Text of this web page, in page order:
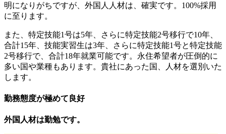
明になりがちですが、外国人人材は、確実です。100%採用
に至ります。
また、特定技能1号は5年、さらに特定技能2号移行で10年、
合計15年、技能実習生は3年、さらに特定技能1号と特定技能
2号移行で、合計18年就業可能です。永住希望者が圧倒的に
多い国や業種もあります。貴社にあった国、人材を選別いた
します。
勤務態度が極めて良好
外国人材は勤勉です。